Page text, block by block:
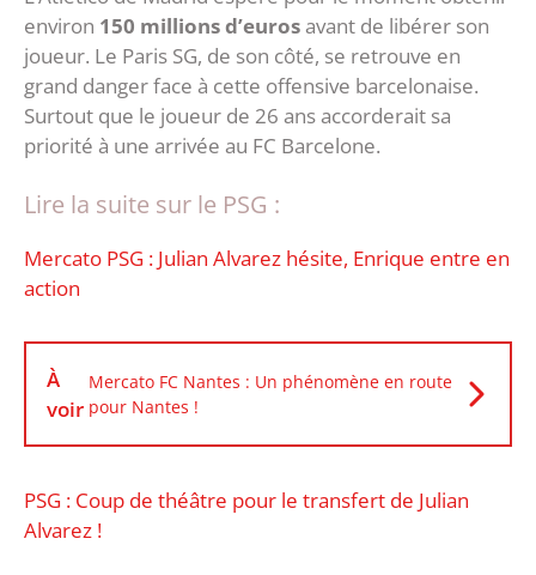
environ 150 millions d’eurosavant de libérer son
joueur. Le Paris SG, de son côté, se retrouve en
grand danger face à cette offensive barcelonaise.
Surtout que le joueur de 26 ans accorderait sa
priorité à une arrivée au FC Barcelone.
Lire la suite sur le PSG :
Mercato PSG : Julian Alvarez hésite, Enrique entre en
action
À
voir
Mercato FC Nantes : Un phénomène en route
pour Nantes !
PSG : Coup de théâtre pour le transfert de Julian
Alvarez !